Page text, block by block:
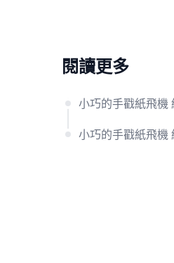
閱讀更多
小巧的手戳紙飛機
小巧的手戳紙飛機